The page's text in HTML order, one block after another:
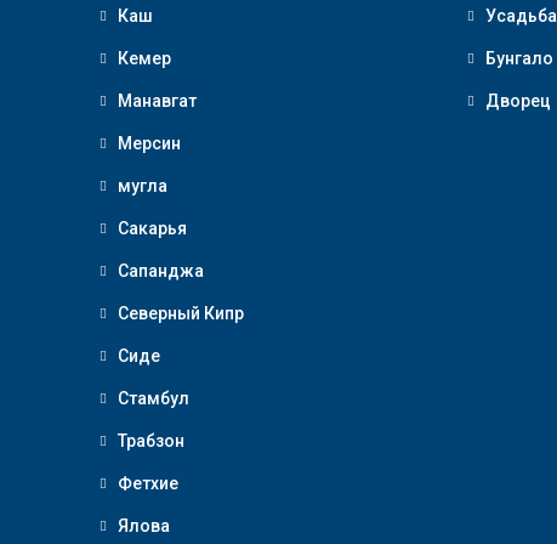
Каш
Кемер
Манавгат
Мерсин
мугла
Сакарья
Сапанджа
Северный Кипр
Сиде
Стамбул
Трабзон
Фетхие
Ялова
Усадьба
Бунгало
Дворец